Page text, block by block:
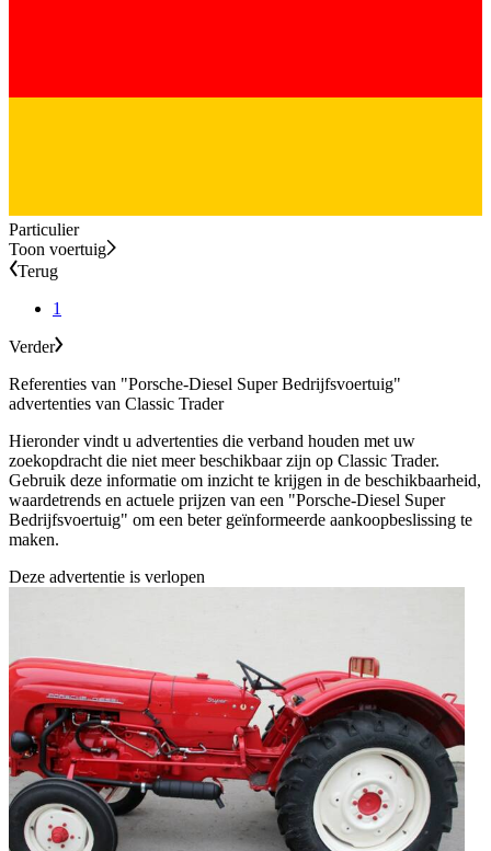
Particulier
Toon voertuig
Terug
1
Verder
Referenties van "Porsche-Diesel Super Bedrijfsvoertuig"
advertenties van Classic Trader
Hieronder vindt u advertenties die verband houden met uw
zoekopdracht die niet meer beschikbaar zijn op Classic Trader.
Gebruik deze informatie om inzicht te krijgen in de beschikbaarheid,
waardetrends en actuele prijzen van een "Porsche-Diesel Super
Bedrijfsvoertuig" om een beter geïnformeerde aankoopbeslissing te
maken.
Deze advertentie is verlopen